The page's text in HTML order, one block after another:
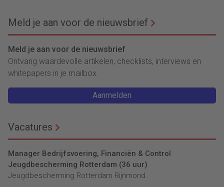
Meld je aan voor de nieuwsbrief
Meld je aan voor de nieuwsbrief
Ontvang waardevolle artikelen, checklists, interviews en
whitepapers in je mailbox.
Aanmelden
Vacatures
Manager Bedrijfsvoering, Financiën & Control
Jeugdbescherming Rotterdam (36 uur)
Jeugdbescherming Rotterdam Rijnmond